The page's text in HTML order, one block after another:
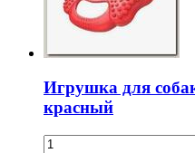
Игрушка для
красный